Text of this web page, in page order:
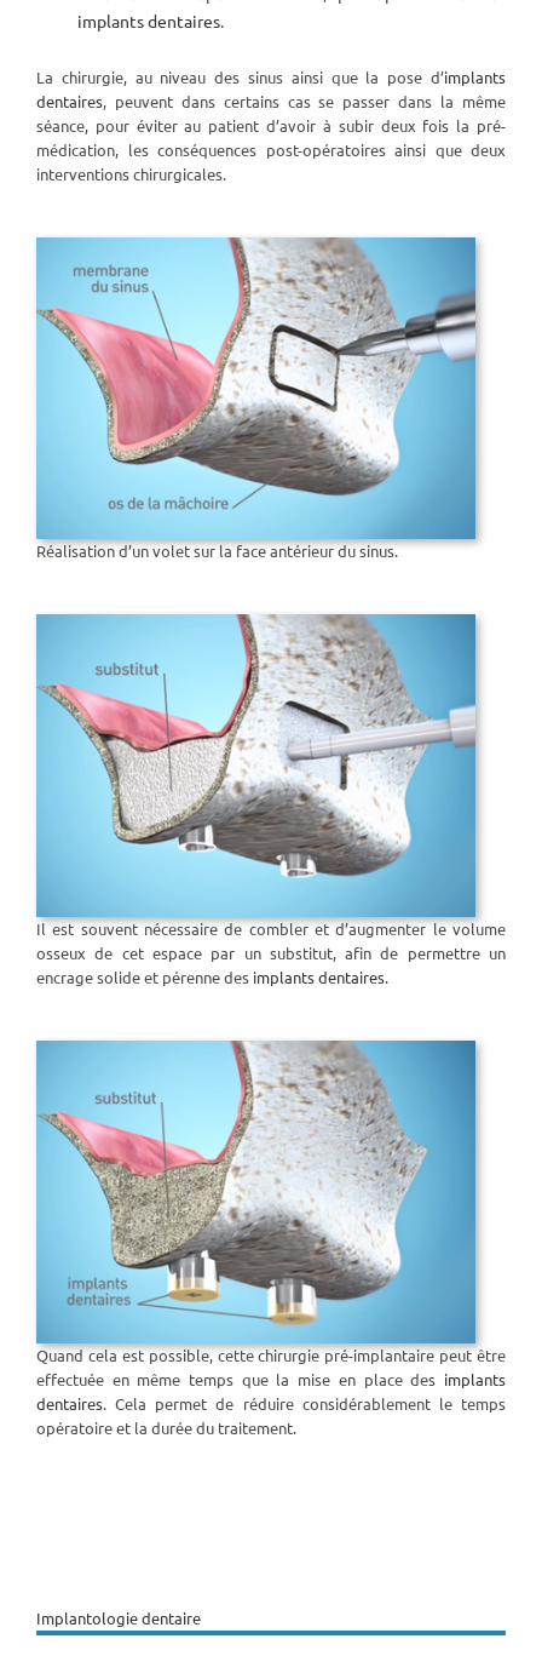
implants dentaires.
La chirurgie, au niveau des sinus ainsi que la pose d’implants
dentaires, peuvent dans certains cas se passer dans la même
séance, pour éviter au patient d’avoir à subir deux fois la pré-
médication, les conséquences post-opératoires ainsi que deux
interventions chirurgicales.
Réalisation d’un volet sur la face antérieur du sinus.
Il est souvent nécessaire de combler et d’augmenter le volume
osseux de cet espace par un substitut, afin de permettre un
encrage solide et pérenne des implants dentaires.
Quand cela est possible, cette chirurgie pré-implantaire peut être
effectuée en même temps que la mise en place des implants
dentaires. Cela permet de réduire considérablement le temps
opératoire et la durée du traitement.
Implantologie dentaire